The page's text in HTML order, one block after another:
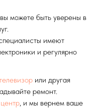
можете быть уверены в
имеют
и регулярно
или другая
ремонт.
, и мы вернем ваше